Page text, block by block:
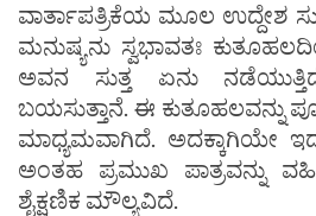
ವಾರ್ತಾಪತ್ರಿಕೆಯ ಮೂಲ ಉದ್ದೇಶ
ಮನುಷ್ಯನು ಸ್ವಭಾವತಃ
ಅವನ ಸುತ್ತ ಏನು
ಬಯಸುತ್ತಾನೆ. ಈ ಕುತೂಹಲವನ್ನು
ಮಾಧ್ಯಮವಾಗಿದೆ. ಅದಕ್ಕಾಗಿಯೇ
ಅಂತಹ ಪ್ರಮುಖ ಪಾತ್ರವನ್ನು
ಶೈಕ್ಷಣಿಕ ಮೌಲ್ಯವಿದೆ.